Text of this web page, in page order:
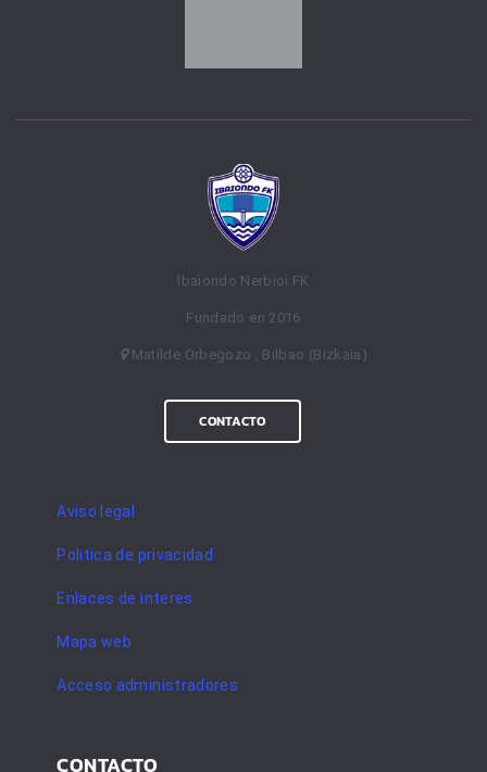
Ibaiondo Nerbioi FK
Fundado en 2016
Matilde Orbegozo , Bilbao (Bizkaia)
CONTACTO
Aviso legal
Politica de privacidad
Enlaces de interes
Mapa web
Acceso administradores
CONTACTO